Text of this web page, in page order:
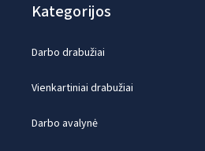
Kategorijos
Darbo drabužiai
Vienkartiniai drabužiai
Darbo avalynė